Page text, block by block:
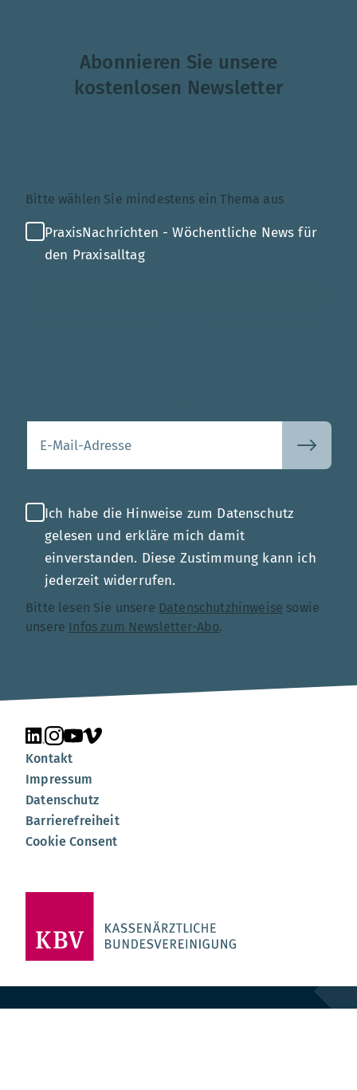
Abonnieren Sie unsere
kostenlosen Newsletter
Bitte wählen Sie mindestens ein Thema aus
PraxisNachrichten - Wöchentliche News für
den Praxisalltag
Ich habe die Hinweise zum Datenschutz
gelesen und erkläre mich damit
einverstanden. Diese Zustimmung kann ich
jederzeit widerrufen.
Bitte lesen Sie unsere Datenschutzhinweise sowie
unsere Infos zum Newsletter-Abo.
Unsere Seite auf LinkedIn
Unsere Seite auf Instagram
Unsere Seite auf YouTube
Unsere Seite auf Vimeo
Kontakt
Impressum
Datenschutz
Barrierefreiheit
Cookie Consent